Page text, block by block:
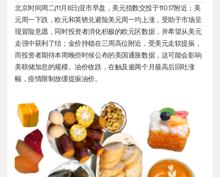
北京时间周二(11月8日)亚市早盘， 美元指数交投于110.17附近；美
元周一下跌，欧元和英镑兑避险美元周一均上涨，受助于市场呈
现冒险意愿，同时投资者消化积极的欧元区数据，并希望从美元
走强中获利了结；金价持稳在三周高位附近，受美元走软提振，
而投资者期待本周晚些时候公布的美国通胀数据，这可能会影响
美联储加息的规模。油价收跌，在触及逾两个月最高后回吐涨
幅，疫情限制放缓提振油价。